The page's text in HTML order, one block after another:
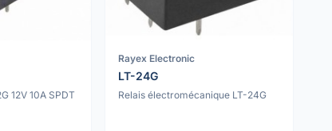
12V 10A SPDT
Rayex Electronic
LT-24G
Relais électromécanique LT-24G